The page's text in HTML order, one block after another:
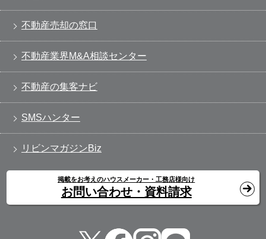
不動産売却の窓口
不動産業界M&A相談センター
不動産の集客ナビ
SMSハンター
リビンマガジンBiz
掲載をお考えのハウスメーカー・工務店様向け
お問い合わせ・資料請求